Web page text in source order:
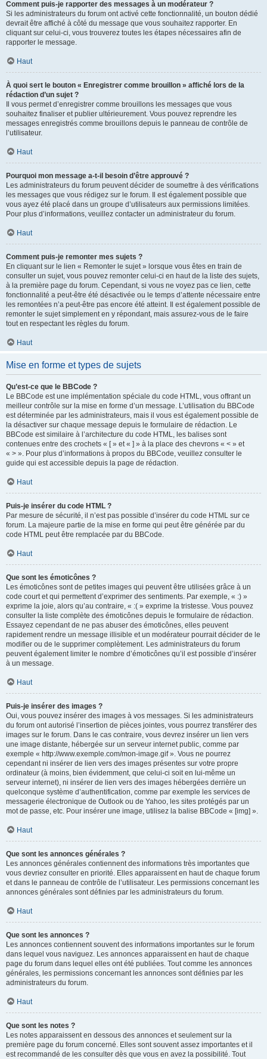
Comment puis-je rapporter des messages à un modérateur ?
Si les administrateurs du forum ont activé cette fonctionnalité, un bouton dédié
devrait être affiché à côté du message que vous souhaitez rapporter. En
cliquant sur celui-ci, vous trouverez toutes les étapes nécessaires afin de
rapporter le message.
Haut
À quoi sert le bouton « Enregistrer comme brouillon » affiché lors de la
rédaction d’un sujet ?
Il vous permet d’enregistrer comme brouillons les messages que vous
souhaitez finaliser et publier ultérieurement. Vous pouvez reprendre les
messages enregistrés comme brouillons depuis le panneau de contrôle de
l’utilisateur.
Haut
Pourquoi mon message a-t-il besoin d’être approuvé ?
Les administrateurs du forum peuvent décider de soumettre à des vérifications
les messages que vous rédigez sur le forum. Il est également possible que
vous ayez été placé dans un groupe d’utilisateurs aux permissions limitées.
Pour plus d’informations, veuillez contacter un administrateur du forum.
Haut
Comment puis-je remonter mes sujets ?
En cliquant sur le lien « Remonter le sujet » lorsque vous êtes en train de
consulter un sujet, vous pouvez remonter celui-ci en haut de la liste des sujets,
à la première page du forum. Cependant, si vous ne voyez pas ce lien, cette
fonctionnalité a peut-être été désactivée ou le temps d’attente nécessaire entre
les remontées n’a peut-être pas encore été atteint. Il est également possible de
remonter le sujet simplement en y répondant, mais assurez-vous de le faire
tout en respectant les règles du forum.
Haut
Mise en forme et types de sujets
Qu’est-ce que le BBCode ?
Le BBCode est une implémentation spéciale du code HTML, vous offrant un
meilleur contrôle sur la mise en forme d’un message. L’utilisation du BBCode
est déterminée par les administrateurs, mais il vous est également possible de
la désactiver sur chaque message depuis le formulaire de rédaction. Le
BBCode est similaire à l’architecture du code HTML, les balises sont
contenues entre des crochets « [ » et « ] » à la place des chevrons « < » et
« > ». Pour plus d’informations à propos du BBCode, veuillez consulter le
guide qui est accessible depuis la page de rédaction.
Haut
Puis-je insérer du code HTML ?
Par mesure de sécurité, il n’est pas possible d’insérer du code HTML sur ce
forum. La majeure partie de la mise en forme qui peut être générée par du
code HTML peut être remplacée par du BBCode.
Haut
Que sont les émoticônes ?
Les émoticônes sont de petites images qui peuvent être utilisées grâce à un
code court et qui permettent d’exprimer des sentiments. Par exemple, « :) »
exprime la joie, alors qu’au contraire, « :( » exprime la tristesse. Vous pouvez
consulter la liste complète des émoticônes depuis le formulaire de rédaction.
Essayez cependant de ne pas abuser des émoticônes, elles peuvent
rapidement rendre un message illisible et un modérateur pourrait décider de le
modifier ou de le supprimer complètement. Les administrateurs du forum
peuvent également limiter le nombre d’émoticônes qu’il est possible d’insérer
à un message.
Haut
Puis-je insérer des images ?
Oui, vous pouvez insérer des images à vos messages. Si les administrateurs
du forum ont autorisé l’insertion de pièces jointes, vous pourrez transférer des
images sur le forum. Dans le cas contraire, vous devrez insérer un lien vers
une image distante, hébergée sur un serveur internet public, comme par
exemple « http://www.exemple.com/mon-image.gif ». Vous ne pourrez
cependant ni insérer de lien vers des images présentes sur votre propre
ordinateur (à moins, bien évidemment, que celui-ci soit en lui-même un
serveur internet), ni insérer de lien vers des images hébergées derrière un
quelconque système d’authentification, comme par exemple les services de
messagerie électronique de Outlook ou de Yahoo, les sites protégés par un
mot de passe, etc. Pour insérer une image, utilisez la balise BBCode « [img] ».
Haut
Que sont les annonces générales ?
Les annonces générales contiennent des informations très importantes que
vous devriez consulter en priorité. Elles apparaissent en haut de chaque forum
et dans le panneau de contrôle de l’utilisateur. Les permissions concernant les
annonces générales sont définies par les administrateurs du forum.
Haut
Que sont les annonces ?
Les annonces contiennent souvent des informations importantes sur le forum
dans lequel vous naviguez. Les annonces apparaissent en haut de chaque
page du forum dans lequel elles ont été publiées. Tout comme les annonces
générales, les permissions concernant les annonces sont définies par les
administrateurs du forum.
Haut
Que sont les notes ?
Les notes apparaissent en dessous des annonces et seulement sur la
première page du forum concerné. Elles sont souvent assez importantes et il
est recommandé de les consulter dès que vous en avez la possibilité. Tout